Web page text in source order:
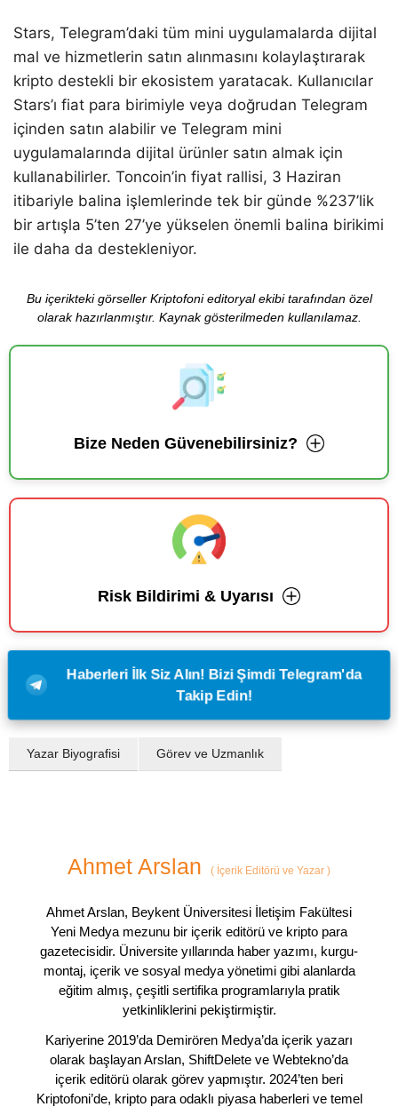
Stars, Telegram’daki tüm mini uygulamalarda dijital
mal ve hizmetlerin satın alınmasını kolaylaştırarak
kripto destekli bir ekosistem yaratacak. Kullanıcılar
Stars’ı fiat para birimiyle veya doğrudan Telegram
içinden satın alabilir ve Telegram mini
uygulamalarında dijital ürünler satın almak için
kullanabilirler. Toncoin’in fiyat rallisi, 3 Haziran
itibariyle balina işlemlerinde tek bir günde %237’lik
bir artışla 5’ten 27’ye yükselen önemli balina birikimi
ile daha da destekleniyor.
Bu içerikteki görseller Kriptofoni editoryal ekibi tarafından özel
olarak hazırlanmıştır. Kaynak gösterilmeden kullanılamaz.
Bize Neden Güvenebilirsiniz?
Risk Bildirimi & Uyarısı
Haberleri İlk Siz Alın! Bizi Şimdi Telegram'da
Takip Edin!
Yazar Biyografisi Görev ve Uzmanlık
Ahmet Arslan ( İçerik Editörü ve Yazar )
Ahmet Arslan, Beykent Üniversitesi İletişim Fakültesi
Yeni Medya mezunu bir içerik editörü ve kripto para
gazetecisidir. Üniversite yıllarında haber yazımı, kurgu-
montaj, içerik ve sosyal medya yönetimi gibi alanlarda
eğitim almış, çeşitli sertifika programlarıyla pratik
yetkinliklerini pekiştirmiştir.
Kariyerine 2019’da Demirören Medya’da içerik yazarı
olarak başlayan Arslan, ShiftDelete ve Webtekno’da
içerik editörü olarak görev yapmıştır. 2024’ten beri
Kriptofoni’de, kripto para odaklı piyasa haberleri ve temel